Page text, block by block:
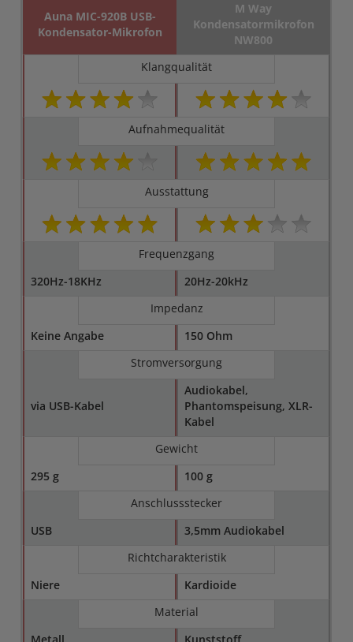
Auna MIC-920B USB-
Kondensator-Mikrofon
M Way
Kondensatormikrofon
NW800
Klangqualität
Aufnahmequalität
Ausstattung
Frequenzgang
320Hz-18KHz
20Hz-20kHz
Impedanz
Keine Angabe
150 Ohm
Stromversorgung
via USB-Kabel
Audiokabel,
Phantomspeisung, XLR-
Kabel
Gewicht
295 g
100 g
Anschlussstecker
USB
3,5mm Audiokabel
Richtcharakteristik
Niere
Kardioide
Material